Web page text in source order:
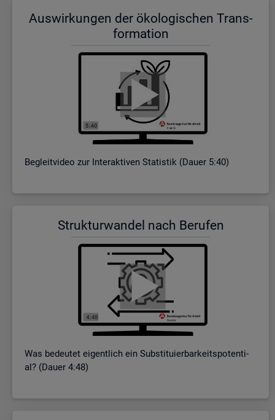
Aus­wir­kun­gen der öko­lo­gi­schen Trans­
for­ma­ti­on
Be­gleit­vi­deo zur In­ter­ak­ti­ven Sta­tis­tik (Dauer 5:40)
Struk­tur­wan­del nach Be­ru­fen
Was be­deu­tet ei­gent­lich ein Sub­sti­tu­ier­bar­keits­po­ten­ti­
al? (Dauer 4:48)